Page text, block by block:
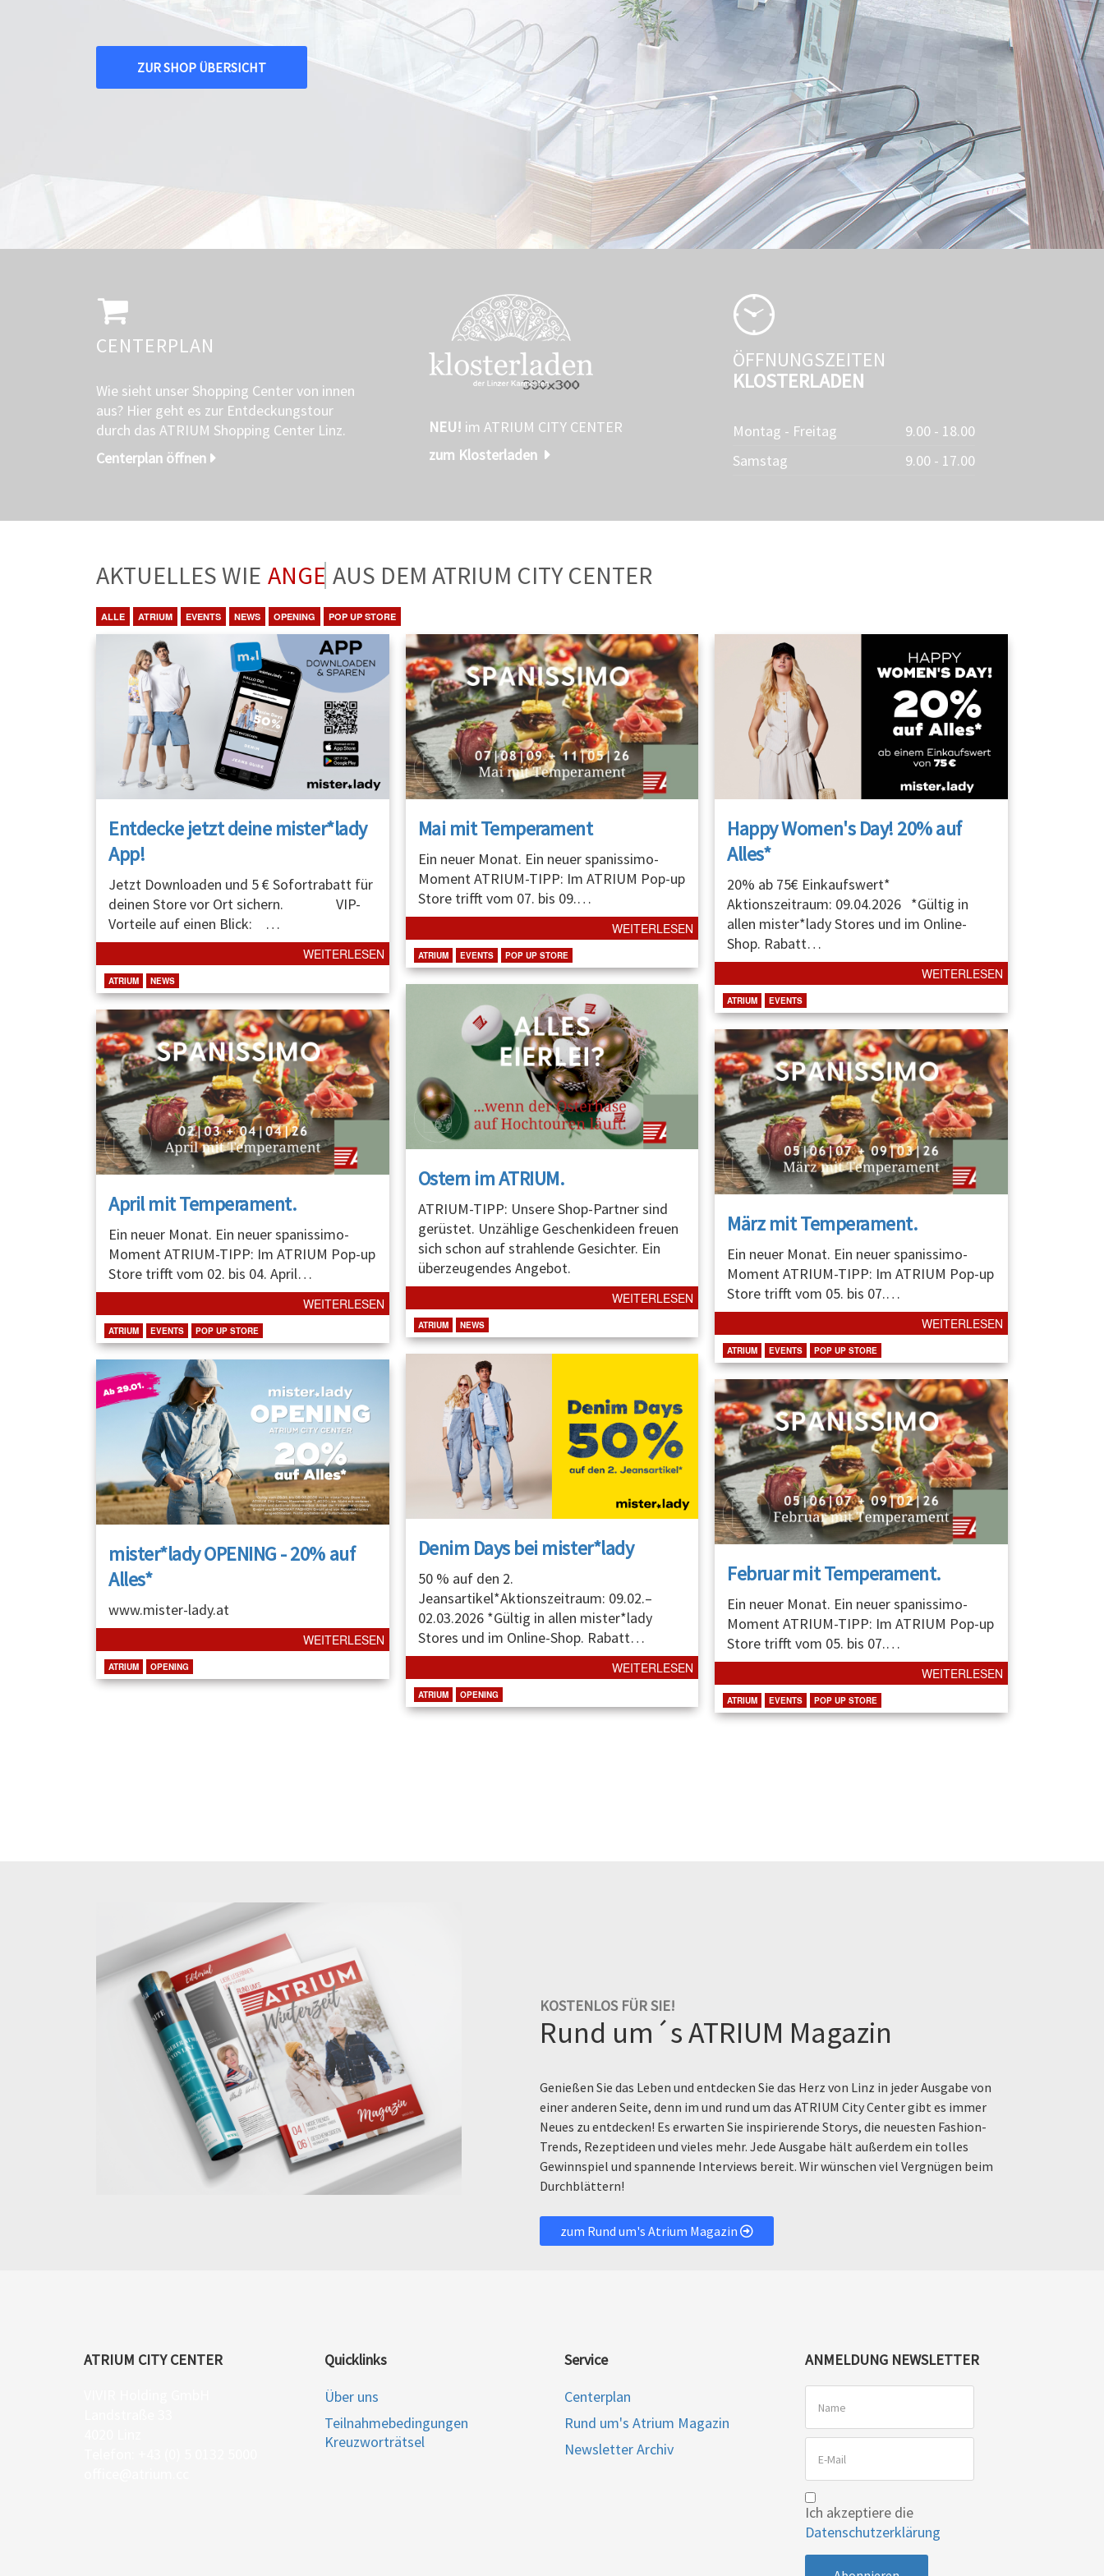
ZUR SHOP ÜBERSICHT
CENTERPLAN
Wie sieht unser Shopping Center von innen
aus? Hier geht es zur Entdeckungstour
durch das ATRIUM Shopping Center Linz.
Centerplan öffnen
NEU! im ATRIUM CITY CENTER
zum Klosterladen
ÖFFNUNGSZEITEN
KLOSTERLADEN
Montag - Freitag
9.00 - 18.00
Samstag
9.00 - 17.00
AKTUELLES WIE ANGEBOTE AUS DEM ATRIUM CITY CENTER
ALLE ATRIUM EVENTS NEWS OPENING POP UP STORE
Entdecke jetzt deine mister*lady
App!
Jetzt Downloaden und 5 € Sofortrabatt für
deinen Store vor Ort sichern. VIP-
Vorteile auf einen Blick: …
WEITERLESEN
ATRIUM NEWS
Mai mit Temperament
Ein neuer Monat. Ein neuer spanissimo-
Moment ATRIUM-TIPP: Im ATRIUM Pop-up
Store trifft vom 07. bis 09.…
WEITERLESEN
ATRIUM EVENTS POP UP STORE
Happy Women's Day! 20% auf
Alles*
20% ab 75€ Einkaufswert*
Aktionszeitraum: 09.04.2026 *Gültig in
allen mister*lady Stores und im Online-
Shop. Rabatt…
WEITERLESEN
ATRIUM EVENTS
Ostern im ATRIUM.
ATRIUM-TIPP: Unsere Shop-Partner sind
gerüstet. Unzählige Geschenkideen freuen
sich schon auf strahlende Gesichter. Ein
überzeugendes Angebot.
WEITERLESEN
ATRIUM NEWS
April mit Temperament.
Ein neuer Monat. Ein neuer spanissimo-
Moment ATRIUM-TIPP: Im ATRIUM Pop-up
Store trifft vom 02. bis 04. April…
WEITERLESEN
ATRIUM EVENTS POP UP STORE
März mit Temperament.
Ein neuer Monat. Ein neuer spanissimo-
Moment ATRIUM-TIPP: Im ATRIUM Pop-up
Store trifft vom 05. bis 07.…
WEITERLESEN
ATRIUM EVENTS POP UP STORE
Denim Days bei mister*lady
50 % auf den 2.
Jeansartikel*Aktionszeitraum: 09.02.–
02.03.2026 *Gültig in allen mister*lady
Stores und im Online-Shop. Rabatt…
WEITERLESEN
ATRIUM OPENING
mister*lady OPENING - 20% auf
Alles*
www.mister-lady.at
WEITERLESEN
ATRIUM OPENING
Februar mit Temperament.
Ein neuer Monat. Ein neuer spanissimo-
Moment ATRIUM-TIPP: Im ATRIUM Pop-up
Store trifft vom 05. bis 07.…
WEITERLESEN
ATRIUM EVENTS POP UP STORE
KOSTENLOS FÜR SIE!
Rund um´s ATRIUM Magazin
Genießen Sie das Leben und entdecken Sie das Herz von Linz in jeder Ausgabe von
einer anderen Seite, denn im und rund um das ATRIUM City Center gibt es immer
Neues zu entdecken! Es erwarten Sie inspirierende Storys, die neuesten Fashion-
Trends, Rezeptideen und vieles mehr. Jede Ausgabe hält außerdem ein tolles
Gewinnspiel und spannende Interviews bereit. Wir wünschen viel Vergnügen beim
Durchblättern!
zum Rund um's Atrium Magazin
ATRIUM CITY CENTER
Quicklinks
Über uns
Teilnahmebedingungen
Kreuzworträtsel
Service
Centerplan
Rund um's Atrium Magazin
Newsletter Archiv
ANMELDUNG NEWSLETTER
Ich akzeptiere die
Datenschutzerklärung